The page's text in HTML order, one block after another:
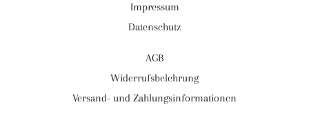
Impressum
Datenschutz
AGB
Widerrufsbelehrung
Versand- und Zahlungsinformationen